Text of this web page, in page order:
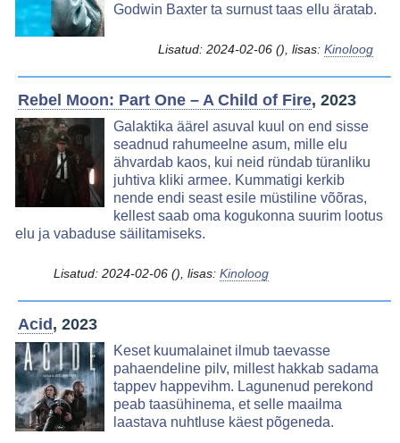
Godwin Baxter ta surnust taas ellu äratab.
Lisatud: 2024-02-06 (), lisas: Kinoloog
Rebel Moon: Part One – A Child of Fire, 2023
Image
Galaktika äärel asuval kuul on end sisse
seadnud rahumeelne asum, mille elu
ähvardab kaos, kui neid ründab türanliku
juhtiva kliki armee. Kummatigi kerkib
nende endi seast esile müstiline võõras,
kellest saab oma kogukonna suurim lootus
elu ja vabaduse säilitamiseks.
Lisatud: 2024-02-06 (), lisas: Kinoloog
Acid , 2023
Image
Keset kuumalainet ilmub taevasse
pahaendeline pilv, millest hakkab sadama
tappev happevihm. Lagunenud perekond
peab taasühinema, et selle maailma
laastava nuhtluse käest põgeneda.